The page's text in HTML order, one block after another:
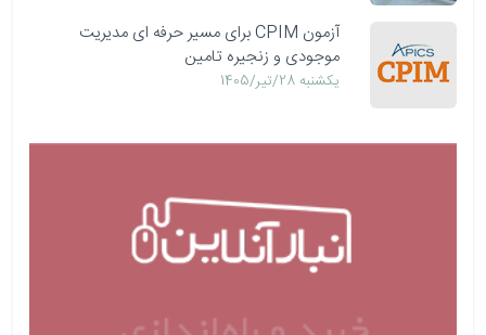
آزمون CPIM برای مسیر حرفه ای مدیریت
موجودی و زنجیره تامین
يكشنبه 28/تیر/1405